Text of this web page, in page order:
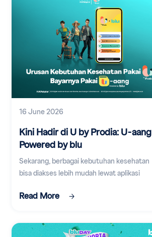
16 June 2026
Kini Hadir di U by Prodia: U-aang
Powered by blu
Sekarang, berbagai kebutuhan kesehatan
bisa diakses lebih mudah lewat aplikasi
Read More